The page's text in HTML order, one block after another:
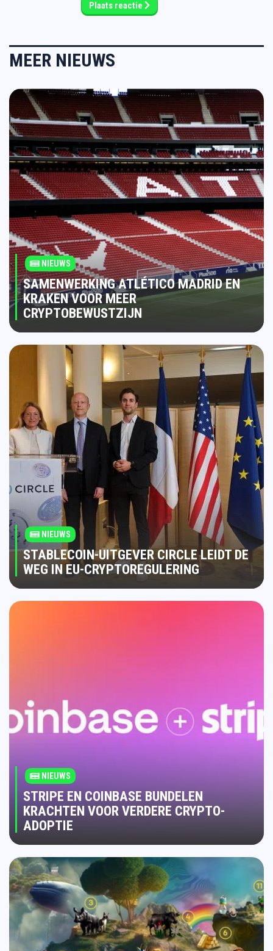
Plaats reactie
MEER NIEUWS
NIEUWS
SAMENWERKING ATLÉTICO MADRID EN
KRAKEN VOOR MEER
CRYPTOBEWUSTZIJN
NIEUWS
STABLECOIN-UITGEVER CIRCLE LEIDT DE
WEG IN EU-CRYPTOREGULERING
NIEUWS
STRIPE EN COINBASE BUNDELEN
KRACHTEN VOOR VERDERE CRYPTO-
ADOPTIE